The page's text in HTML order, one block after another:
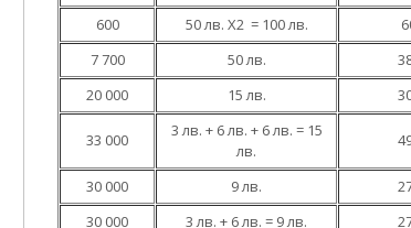
600
50 лв. Х2 = 100 лв.
7 700
50 лв.
20 000
15 лв.
33 000
3 лв. + 6 лв. + 6 лв. = 15
лв.
30 000 9 лв.
30 000
3 лв. + 6 лв. = 9 лв.